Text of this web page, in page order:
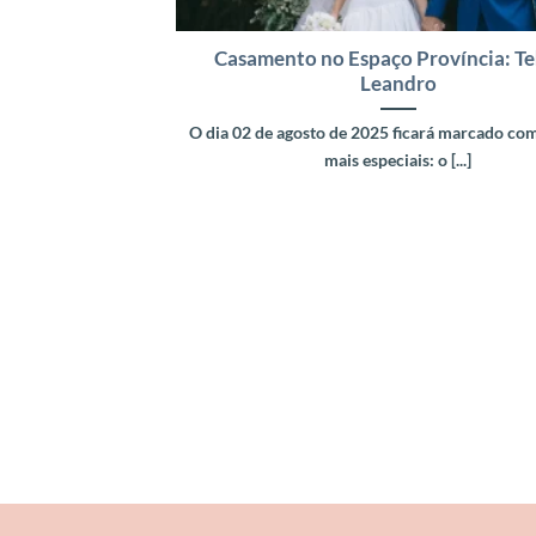
Casamento no Espaço Província:
Leandro
O dia 02 de agosto de 2025 ficará marcado
mais especiais: o [...]